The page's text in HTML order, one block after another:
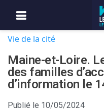
Vie de la cité
Maine-et-Loire.
des familles
d’information le
Publié le 10/05/2024